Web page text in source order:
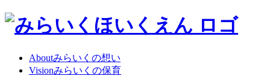
Aboutみらいくの想い
Visionみらいくの保育